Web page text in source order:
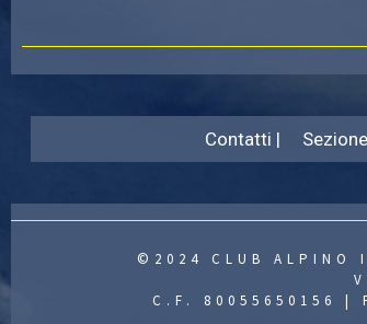
Contatti |
©2024 CLUB ALPINO
C.F. 80055650156 |